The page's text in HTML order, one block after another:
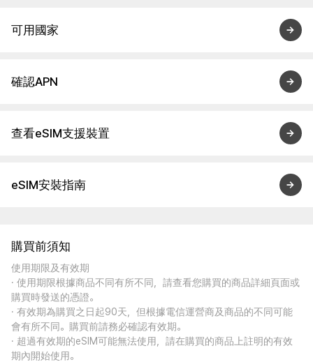
可用國家
確認APN
查看eSIM支援裝置
eSIM安裝指南
購買前須知
使用期限及有效期
· 使用期限根據商品不同有所不同，請查看您購買的商品詳細頁面或
購買時發送的憑證。
· 有效期為購買之日起90天，但根據電信運營商及商品的不同可能
會有所不同。購買前請務必確認有效期。
· 超過有效期的eSIM可能無法使用，請在購買的商品上註明的有效
期內開始使用。